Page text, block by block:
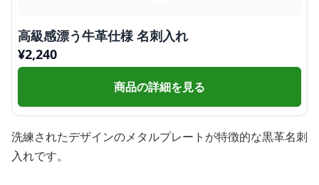
高級感漂う牛革仕様 名刺入れ
¥2,240
商品の詳細を見る
洗練されたデザインのメタルプレートが特徴的な黒革名刺
入れです。